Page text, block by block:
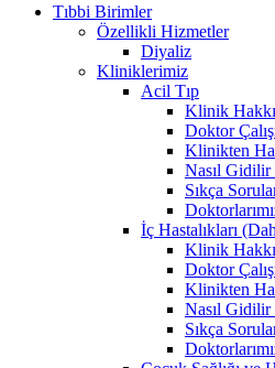
Tıbbi Birimler
Özellikli Hizmetler
Diyaliz
Kliniklerimiz
Acil Tıp
Klinik
Doktor
Klinikten
Nasıl Gidilir
Sıkça
İç Hastalıkları
Klinik
Doktor
Klinikten
Nasıl Gidilir
Sıkça